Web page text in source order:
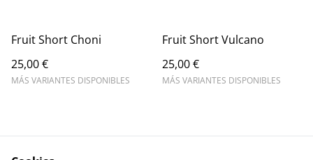
Fruit Short Choni
25,00 €
MÁS VARIANTES DISPONIBLES
Fruit Short Vulcano
25,00 €
MÁS VARIANTES DISPONIBLES